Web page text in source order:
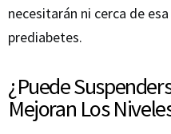
necesitarán ni cerca de
prediabetes.
¿Puede
Mejoran Los